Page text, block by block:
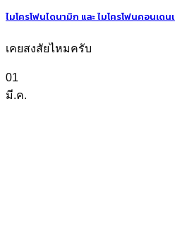
ไมโครโฟนไดนามิก และ ไมโครโฟนคอนเด
เคยสงสัยไหมครับ
01
มี.ค.